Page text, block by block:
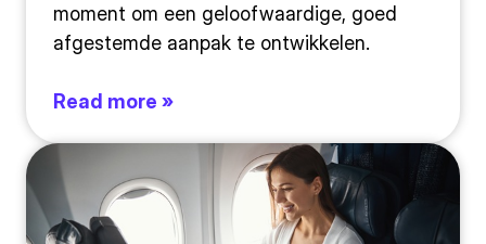
moment om een geloofwaardige, goed
afgestemde aanpak te ontwikkelen.
Read more »